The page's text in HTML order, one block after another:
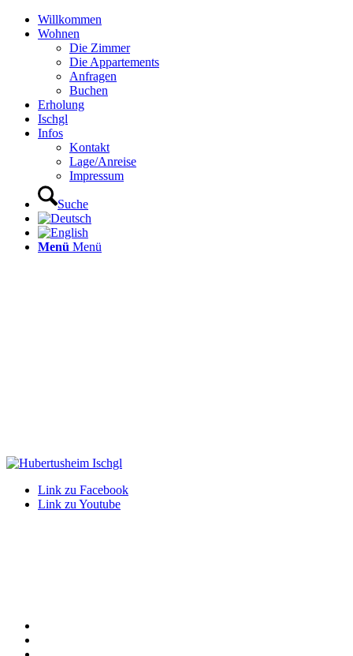
Willkommen
Wohnen
Die Zimmer
Die Appartements
Anfragen
Buchen
Erholung
Ischgl
Infos
Kontakt
Lage/Anreise
Impressum
Suche
Menü Menü
Link zu Facebook
Link zu Youtube